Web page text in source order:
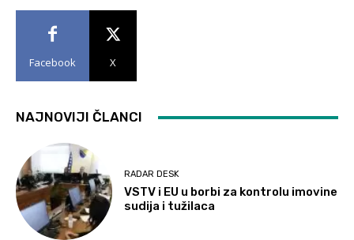
Facebook X
NAJNOVIJI ČLANCI
RADAR DESK
VSTV i EU u borbi za kontrolu imovine
sudija i tužilaca